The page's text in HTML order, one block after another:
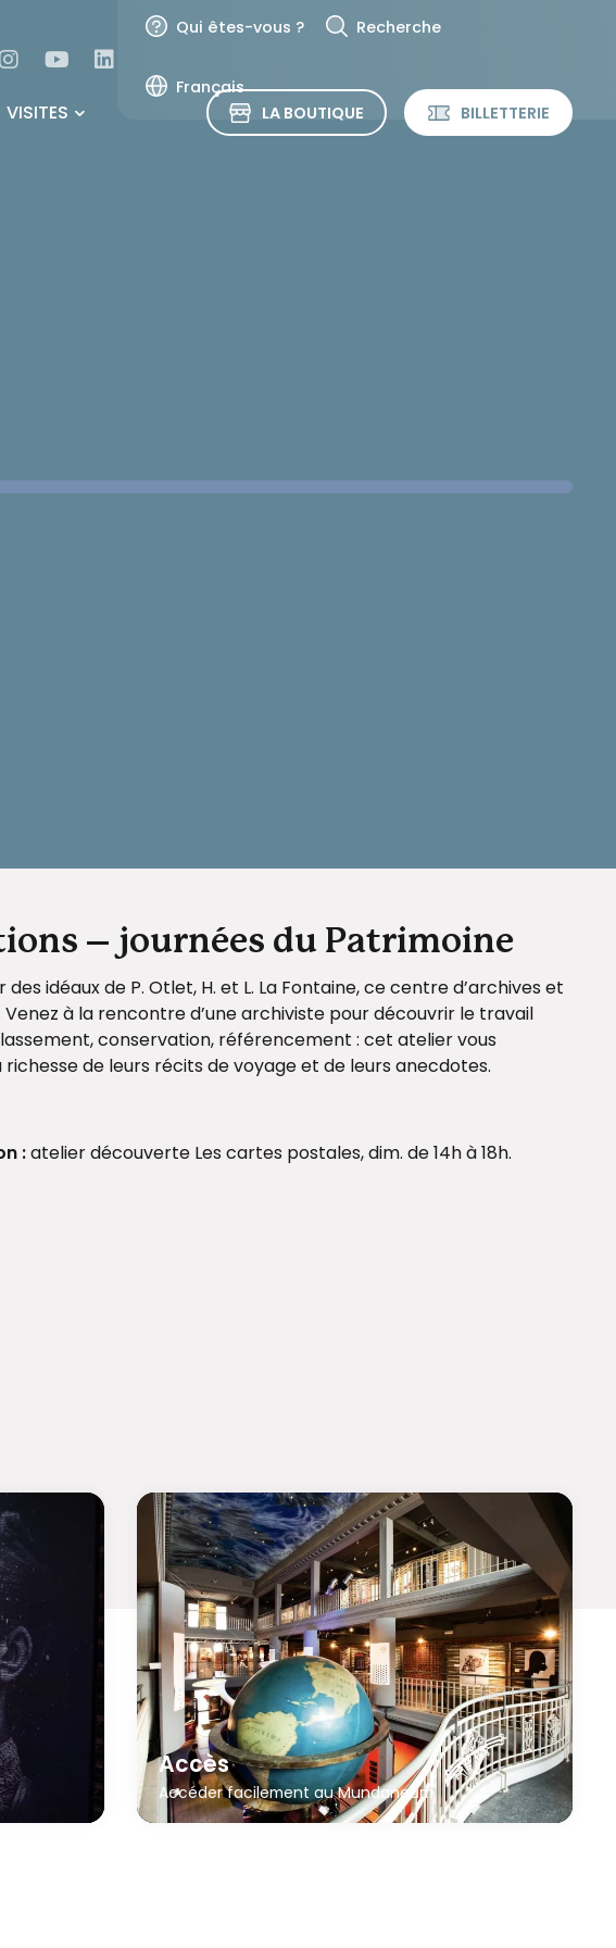
Qui êtes-vous ? Recherche
Français
VISITES LA BOUTIQUE BILLETTERIE
– journées du Patrimoine
idéaux de P. Otlet, H. et L. La Fontaine, ce centre d’archives et
à la rencontre d’une archiviste pour découvrir le travail
conservation, référencement : cet atelier vous
de leurs récits de voyage et de leurs anecdotes.
:atelier découverte Les cartes postales, dim. de 14h à 18h.
Accès
Accéder facilement au Mundaneum